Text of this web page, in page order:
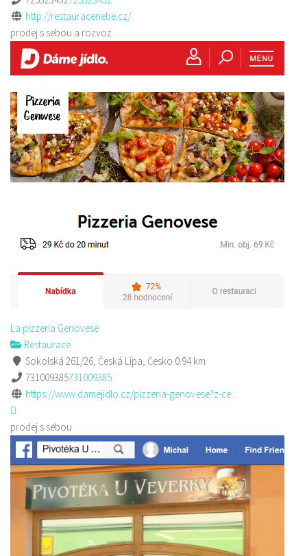
http://restauracenebe.cz/
prodej s sebou a rozvoz
La pizzeria Genovese
Restaurace
Sokolská 261/26, Česká Lípa, Česko 0.94 km
731009385731009385
https://www.damejidlo.cz/pizzeria-genovese?z-ce...
prodej s sebou